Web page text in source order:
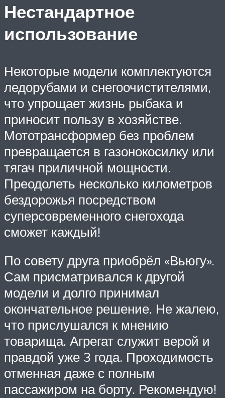
Нестандартное
использование
Некоторые модели комплектуются
ледорубами и снегоочистителями,
что упрощает жизнь рыбака и
приносит пользу в хозяйстве.
Мототрансформер без проблем
превращается в газонокосилку или
тягач приличной мощности.
Преодолеть несколько километров
бездорожья посредством
суперсовременного снегохода
сможет каждый!
По совету друга приобрёл «Вьюгу».
Сам присматривался к другой
модели и долго принимал
окончательное решение. Не жалею,
что прислушался к мнению
товарища. Агрегат служит верой и
правдой уже 3 года. Проходимость
отменная даже с полным
пассажиром на борту. Рекомендую!